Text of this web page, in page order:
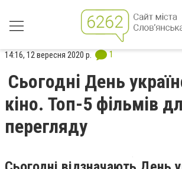
14:16, 12 вересня 2020 р. 1
Сьогодні День
кіно. Топ-5 фільмів
перегляду